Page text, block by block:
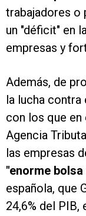
trabajadores o
un "déficit" en
empresas y
Además, de
la lucha
con los que
Agencia
las empresas
"enorme
española, que
24,6% del